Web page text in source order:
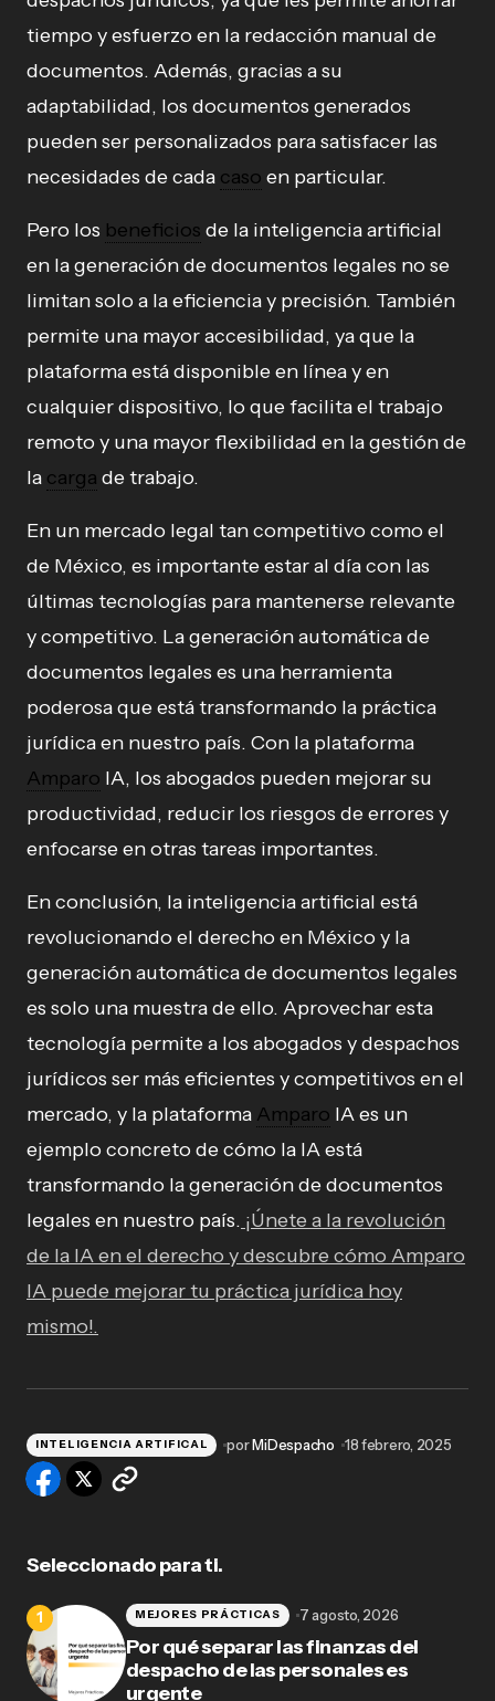
tiempo y esfuerzo en la redacción manual de
documentos. Además, gracias a su
adaptabilidad, los documentos generados
pueden ser personalizados para satisfacer las
necesidades de cada caso en particular.
Pero los beneficios de la inteligencia artificial
en la generación de documentos legales no se
limitan solo a la eficiencia y precisión. También
permite una mayor accesibilidad, ya que la
plataforma está disponible en línea y en
cualquier dispositivo, lo que facilita el trabajo
remoto y una mayor flexibilidad en la gestión de
la carga de trabajo.
En un mercado legal tan competitivo como el
de México, es importante estar al día con las
últimas tecnologías para mantenerse relevante
y competitivo. La generación automática de
documentos legales es una herramienta
poderosa que está transformando la práctica
jurídica en nuestro país. Con la plataforma
Amparo IA, los abogados pueden mejorar su
productividad, reducir los riesgos de errores y
enfocarse en otras tareas importantes.
En conclusión, la inteligencia artificial está
revolucionando el derecho en México y la
generación automática de documentos legales
es solo una muestra de ello. Aprovechar esta
tecnología permite a los abogados y despachos
jurídicos ser más eficientes y competitivos en el
mercado, y la plataforma Amparo IA es un
ejemplo concreto de cómo la IA está
transformando la generación de documentos
legales en nuestro país. ¡Únete a la revolución
de la IA en el derecho y descubre cómo Amparo
IA puede mejorar tu práctica jurídica hoy
mismo!.
INTELIGENCIA ARTIFICAL porMiDespacho 18 febrero, 2025
Seleccionado para ti.
Por qué separar las finanzas del
despacho de las personales es
urgente
MEJORES PRÁCTICAS 7 agosto, 2026